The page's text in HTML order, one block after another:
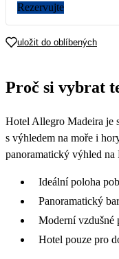
Rezervujte
uložit do oblíbených
Proč si vybrat
Hotel Allegro Madeira je
s výhledem na moře i
panoramatický výhled
Ideální poloha
Panoramatický
Moderní vzdušné
Hotel pouze pro